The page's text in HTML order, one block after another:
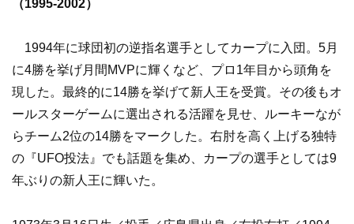
（1995-2002）
1994年に球団初の逆指名選手としてカープに入団。5月
に4勝を挙げ月間MVPに輝くなど、プロ1年目から頭角を
現した。最終的に14勝を挙げて新人王を受賞。その後もオ
ールスターゲームに選出される活躍を見せ、ルーキーなが
らチーム2位の14勝をマークした。右肘を高く上げる独特
の『UFO投法』でも話題を集め、カープの選手としては9
年ぶりの新人王に輝いた。